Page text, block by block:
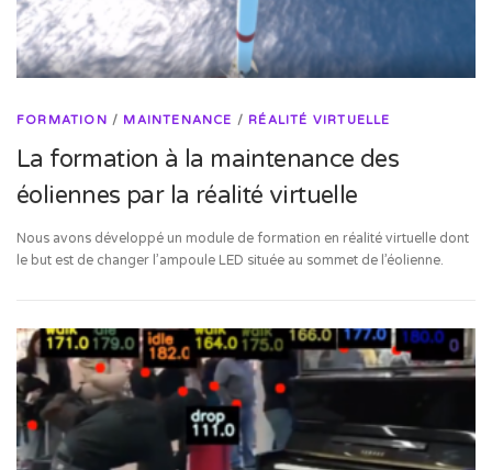
FORMATION / MAINTENANCE / RÉALITÉ VIRTUELLE
La formation à la maintenance des
éoliennes par la réalité virtuelle
Nous avons développé un module de formation en réalité virtuelle dont
le but est de changer l’ampoule LED située au sommet de l’éolienne.